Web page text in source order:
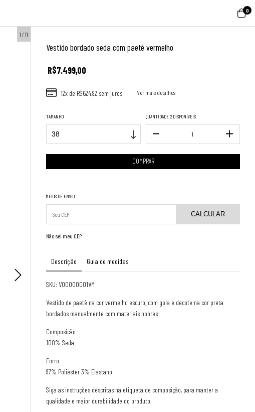
0
1 / 11
Vestido bordado seda com paetê vermelho
R$7.499,00
12x de R$624,92 sem juros Ver mais detalhes
TAMANHO QUANTIDADE 2 DISPONÍVEIS
MEIOS DE ENVIO
CALCULAR
Não sei meu CEP
Descrição Guia de medidas
SKU: V00000001VM
Vestido de paetê na cor vermelho escuro, com gola e decote na cor preta
bordados manualmente com materiais nobres
Composicão
100% Seda
Forro
97% Poliéster 3% Elastano
Siga as instruções descritas na etiqueta de composição, para manter a
qualidade e maior durabilidade do produto